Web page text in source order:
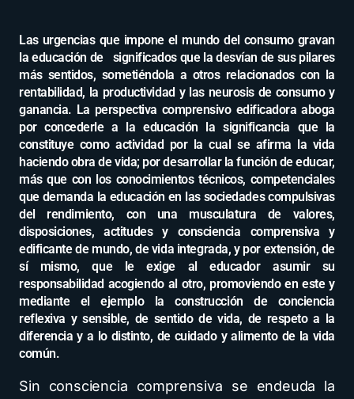
Las urgencias que impone el mundo del consumo gravan
la educación de significados que la desvían de sus pilares
más sentidos, sometiéndola a otros relacionados con la
rentabilidad, la productividad y las neurosis de consumo y
ganancia. La perspectiva comprensivo edificadora aboga
por concederle a la educación la significancia que la
constituye como actividad por la cual se afirma la vida
haciendo obra de vida; por desarrollar la función de educar,
más que con los conocimientos técnicos, competenciales
que demanda la educación en las sociedades compulsivas
del rendimiento, con una musculatura de valores,
disposiciones, actitudes y consciencia comprensiva y
edificante de mundo, de vida integrada, y por extensión, de
sí mismo, que le exige al educador asumir su
responsabilidad acogiendo al otro, promoviendo en este y
mediante el ejemplo la construcción de conciencia
reflexiva y sensible, de sentido de vida, de respeto a la
diferencia y a lo distinto, de cuidado y alimento de la vida
común.
Sin consciencia comprensiva se endeuda la